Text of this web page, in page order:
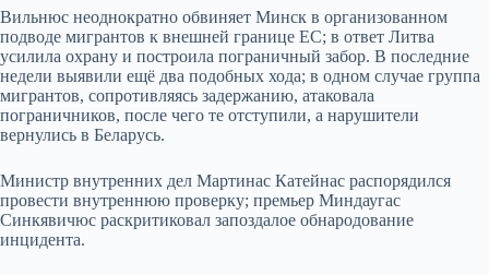
Вильнюс неоднократно обвиняет Минск в организованном
подводе мигрантов к внешней границе ЕС; в ответ Литва
усилила охрану и построила пограничный забор. В последние
недели выявили ещё два подобных хода; в одном случае группа
мигрантов, сопротивляясь задержанию, атаковала
пограничников, после чего те отступили, а нарушители
вернулись в Беларусь.
Министр внутренних дел Мартинас Катейнас распорядился
провести внутреннюю проверку; премьер Миндаугас
Синкявичюс раскритиковал запоздалое обнародование
инцидента.